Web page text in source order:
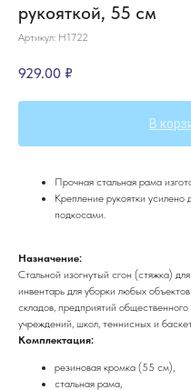
рукояткой, 55 см
Артикул: Н1722
929.00 ₽
В
Прочная стальная рама
Крепление рукоятки
подкосами.
Назначение:
Стальной изогнутый сгон (стяжка)
инвентарь для уборки любых
складов, предприятий
учреждений, школ, теннисных и
Комплектация:
резиновая кромка (55 см),
стальная рама,